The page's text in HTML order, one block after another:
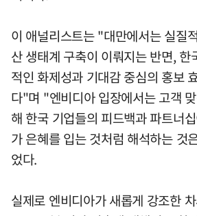
이 애널리스트는 "대만에서는 실질
산 생태계 구축이 이뤄지는 반면, 한
적인 화제성과 기대감 중심의 홍보
다"며 "엔비디아 입장에서는 고객
해 한국 기업들의 피드백과 파트너
가 은혜를 입는 것처럼 해석하는 것
었다.
실제로 엔비디아가 새롭게 강조한